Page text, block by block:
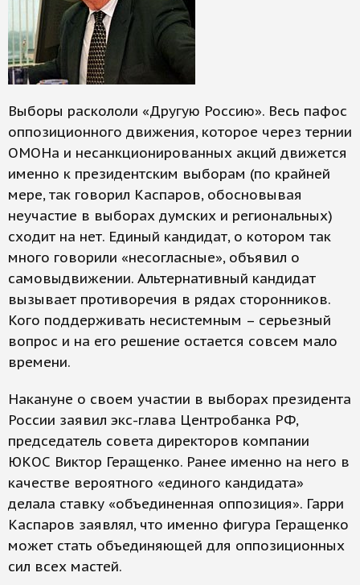
Выборы раскололи «Другую Россию». Весь пафос
оппозиционного движения, которое через тернии
ОМОНа и несанкционированных акций движется
именно к президентским выборам (по крайней
мере, так говорил Каспаров, обосновывая
неучастие в выборах думских и региональных)
сходит на нет. Единый кандидат, о котором так
много говорили «несогласные», объявил о
самовыдвижении. Альтернативный кандидат
вызывает противоречия в рядах сторонников.
Кого поддерживать несистемным – серьезный
вопрос и на его решение остается совсем мало
времени.
Накануне о своем участии в выборах президента
России заявил экс-глава Центробанка РФ,
председатель совета директоров компании
ЮКОС Виктор Геращенко. Ранее именно на него в
качестве вероятного «единого кандидата»
делала ставку «объединенная оппозиция». Гарри
Каспаров заявлял, что именно фигура Геращенко
может стать объединяющей для оппозиционных
сил всех мастей.